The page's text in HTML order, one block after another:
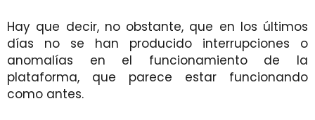
Hay que decir, no obstante, que en los últimos
días no se han producido interrupciones o
anomalías en el funcionamiento de la
plataforma, que parece estar funcionando
como antes.